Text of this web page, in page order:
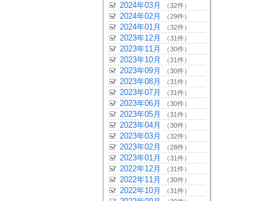
2024年03月 （32件）
2024年02月 （29件）
2024年01月 （32件）
2023年12月 （31件）
2023年11月 （30件）
2023年10月 （31件）
2023年09月 （30件）
2023年08月 （31件）
2023年07月 （31件）
2023年06月 （30件）
2023年05月 （31件）
2023年04月 （30件）
2023年03月 （32件）
2023年02月 （28件）
2023年01月 （31件）
2022年12月 （31件）
2022年11月 （30件）
2022年10月 （31件）